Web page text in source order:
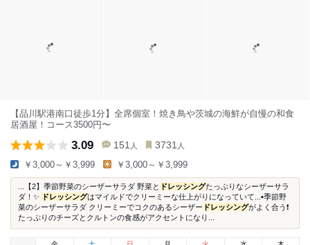
【品川駅港南口徒歩1分】全席個室！焼き鳥や茨城の海鮮が自慢の和食
居酒屋！コース3500円〜
3.09 151 人 3731 人
￥3,000～￥3,999 ￥3,000～￥3,999
...【2】季節野菜のシーザーサラダ 野菜と ドレッシングたっぷりなシーザーサラ
ダ！✨
ドレッシングはマイルドでクリーミーな仕上がりになっていて...▪️季節野
菜のシーザーサラダ クリーミーでコクのあるシーザー ドレッシングがよく合う❗️
たっぷりのチーズとクルトンの食感がアクセントになり...